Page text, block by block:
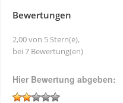
Bewertungen
2,00 von 5 Stern(e),
bei 7 Bewertung(en)
Hier Bewertung abgeben: